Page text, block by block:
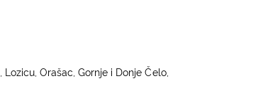
Lozicu, Orašac, Gornje i DonjeČelo,